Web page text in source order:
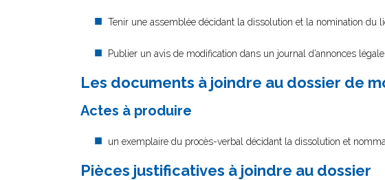
Tenir une assemblée décidant la dissolution et la nomination du
Publier un avis de modification dans un journal d’annonces
Les documents à joindre au dossier de
Actes à produire
un exemplaire du procès-verbal décidant la dissolution et
Pièces justificatives à joindre au dossier